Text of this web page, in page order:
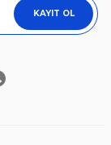
KAYIT OL